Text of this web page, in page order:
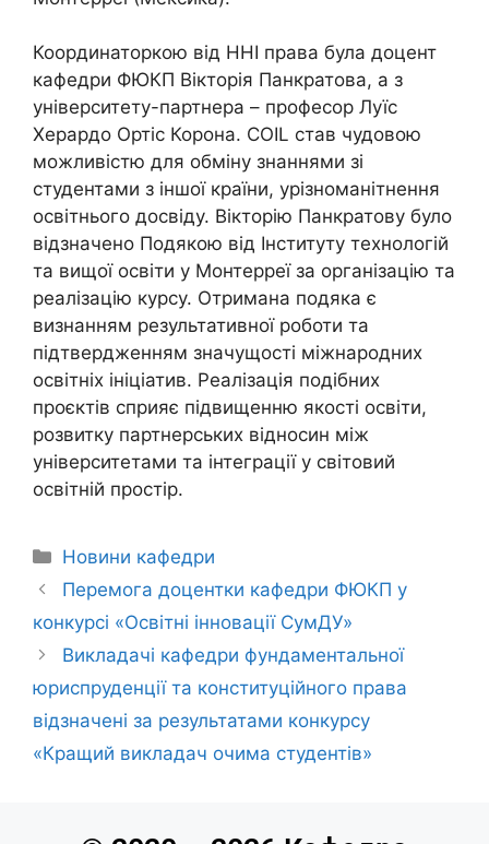
Координаторкою від ННІ права була доцент
кафедри ФЮКП Вікторія Панкратова, а з
університету-партнера – професор Луїс
Херардо Ортіс Корона. COIL став чудовою
можливістю для обміну знаннями зі
студентами з іншої країни, урізноманітнення
освітнього досвіду. Вікторію Панкратову було
відзначено Подякою від Інституту технологій
та вищої освіти у Монтерреї за організацію та
реалізацію курсу. Отримана подяка є
визнанням результативної роботи та
підтвердженням значущості міжнародних
освітніх ініціатив. Реалізація подібних
проєктів сприяє підвищенню якості освіти,
розвитку партнерських відносин між
університетами та інтеграції у світовий
освітній простір.
Новини кафедри
Перемога доцентки кафедри ФЮКП у
конкурсі «Освітні інновації СумДУ»
Викладачі кафедри фундаментальної
юриспруденції та конституційного права
відзначені за результатами конкурсу
«Кращий викладач очима студентів»